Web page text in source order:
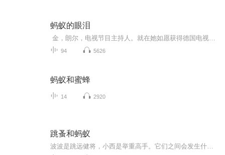
蚂蚁的眼泪
94 5626
蚂蚁和蜜蜂
14 2920
跳蚤和蚂蚁